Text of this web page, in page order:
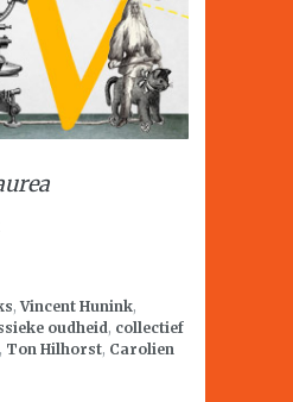
,Vincent Hunink,
oudheid, collectief
, Ton Hilhorst, Carolien